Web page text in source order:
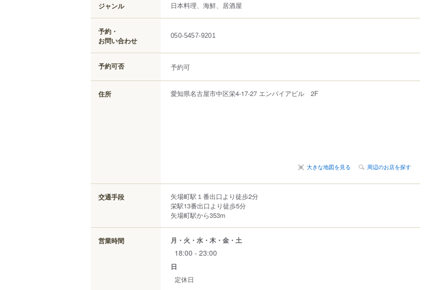
ジャンル 日本料理、海鮮、居酒屋
予約・
お問い合わせ
050-5457-9201
予約可否 予約可
住所 愛知県名古屋市中区栄4-17-27 エンパイアビル 2F
大きな地図を見る 周辺のお店を探す
交通手段
矢場町駅１番出口より徒歩2分
栄駅13番出口より徒歩5分
矢場町駅から353m
営業時間 月・火・水・木・金・土
18:00 - 23:00
日
定休日